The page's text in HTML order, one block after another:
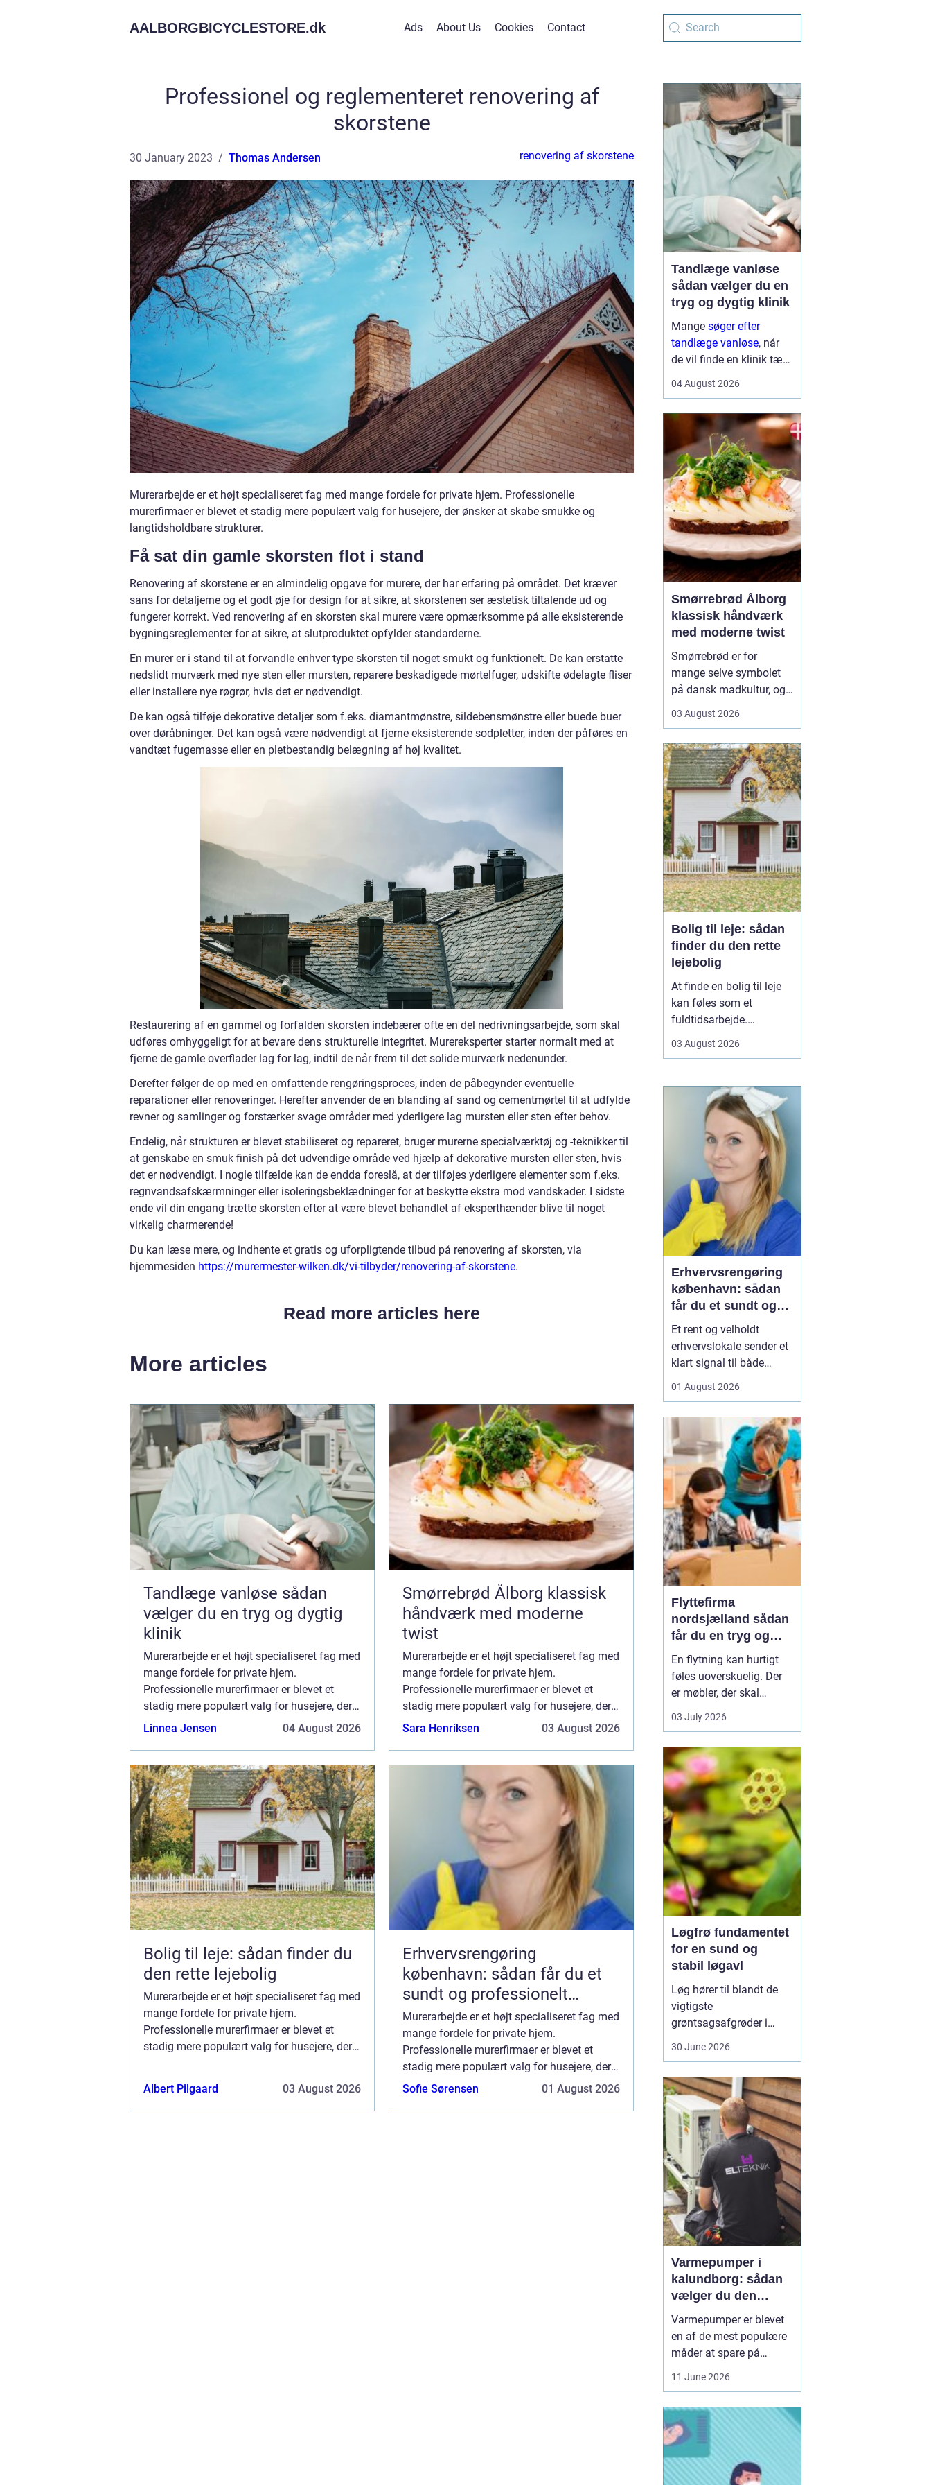
AALBORGBICYCLESTORE.dk Ads About Us Cookies Contact
Professionel og reglementeret renovering af
skorstene
30 January 2023 Thomas Andersen renovering af skorstene
Murerarbejde er et højt specialiseret fag med mange fordele for private hjem. Professionelle
murerfirmaer er blevet et stadig mere populært valg for husejere, der ønsker at skabe smukke og
langtidsholdbare strukturer.
Få sat din gamle skorsten flot i stand
Renovering af skorstene er en almindelig opgave for murere, der har erfaring på området. Det kræver
sans for detaljerne og et godt øje for design for at sikre, at skorstenen ser æstetisk tiltalende ud og
fungerer korrekt. Ved renovering af en skorsten skal murere være opmærksomme på alle eksisterende
bygningsreglementer for at sikre, at slutproduktet opfylder standarderne.
En murer er i stand til at forvandle enhver type skorsten til noget smukt og funktionelt. De kan erstatte
nedslidt murværk med nye sten eller mursten, reparere beskadigede mørtelfuger, udskifte ødelagte fliser
eller installere nye røgrør, hvis det er nødvendigt.
De kan også tilføje dekorative detaljer som f.eks. diamantmønstre, sildebensmønstre eller buede buer
over døråbninger. Det kan også være nødvendigt at fjerne eksisterende sodpletter, inden der påføres en
vandtæt fugemasse eller en pletbestandig belægning af høj kvalitet.
Restaurering af en gammel og forfalden skorsten indebærer ofte en del nedrivningsarbejde, som skal
udføres omhyggeligt for at bevare dens strukturelle integritet. Murereksperter starter normalt med at
fjerne de gamle overflader lag for lag, indtil de når frem til det solide murværk nedenunder.
Derefter følger de op med en omfattende rengøringsproces, inden de påbegynder eventuelle
reparationer eller renoveringer. Herefter anvender de en blanding af sand og cementmørtel til at udfylde
revner og samlinger og forstærker svage områder med yderligere lag mursten eller sten efter behov.
Endelig, når strukturen er blevet stabiliseret og repareret, bruger murerne specialværktøj og -teknikker til
at genskabe en smuk finish på det udvendige område ved hjælp af dekorative mursten eller sten, hvis
det er nødvendigt. I nogle tilfælde kan de endda foreslå, at der tilføjes yderligere elementer som f.eks.
regnvandsafskærmninger eller isoleringsbeklædninger for at beskytte ekstra mod vandskader. I sidste
ende vil din engang trætte skorsten efter at være blevet behandlet af eksperthænder blive til noget
virkelig charmerende!
Du kan læse mere, og indhente et gratis og uforpligtende tilbud på renovering af skorsten, via
hjemmesiden https://murermester-wilken.dk/vi-tilbyder/renovering-af-skorstene.
Read more articles here
More articles
Tandlæge vanløse sådan
vælger du en tryg og dygtig
klinik
Murerarbejde er et højt specialiseret fag med
mange fordele for private hjem.
Professionelle murerfirmaer er blevet et
stadig mere populært valg for husejere, der
ønsker at skabe smukke og
Linnea Jensen 04 August 2026
Smørrebrød Ålborg klassisk
håndværk med moderne
twist
Murerarbejde er et højt specialiseret fag med
mange fordele for private hjem.
Professionelle murerfirmaer er blevet et
stadig mere populært valg for husejere, der
ønsker at skabe smukke og
Sara Henriksen 03 August 2026
Bolig til leje: sådan finder du
den rette lejebolig
Murerarbejde er et højt specialiseret fag med
mange fordele for private hjem.
Professionelle murerfirmaer er blevet et
stadig mere populært valg for husejere, der
gamle skorsten flot i...
Albert Pilgaard 03 August 2026
Erhvervsrengøring
københavn: sådan får du et
sundt og professionelt
arbejdsmiljø
Murerarbejde er et højt specialiseret fag med
mange fordele for private hjem.
Professionelle murerfirmaer er blevet et
stadig mere populært valg for husejere, der
ønsker at skabe smukke og
Sofie Sørensen 01 August 2026
Tandlæge vanløse
sådan vælger du en
tryg og dygtig klinik
Mange søger efter
tandlæge vanløse, når
de vil finde en klinik tæt
fagligt stærk og god til
flere handler valget ikke
kun om pris og
beliggenhed, men i h...
04 August 2026
Smørrebrød Ålborg
klassisk håndværk
med moderne twist
Smørrebrød er for
mange selve symbolet
på dansk madkultur, og i
i bedste velgående. Her
klassiske stykker med
sild, æg og rejer og nyere
udgaver med grøntsager,
specialiteter fra lokale
slagtere og kre...
03 August 2026
Bolig til leje: sådan
finder du den rette
lejebolig
At finde en bolig til leje
kan føles som et
fuldtidsarbejde.
priserne varierer, og det
gennemskue, hvad du
egentlig får for pengene.
Samtidig fylder
spørgsmål om
beliggenhed, ...
03 August 2026
Erhvervsrengøring
københavn: sådan
får du et sundt og
professionelt
arbejdsmiljø
Et rent og velholdt
erhvervslokale sender et
klart signal til både
Mange virksomheder i
først værdien af
professionel rengøring,
når støvniveauet stiger,
medarbejdere klager
over indeklimaet, eller
kunder kom...
01 August 2026
Flyttefirma
nordsjælland sådan
får du en tryg og
effektiv flytning
En flytning kan hurtigt
føles uoverskuelig. Der
er møbler, der skal
bæres, kasser der skal
pakkes, og ofte en stram
Mange i Nordsjælland
vælger derfor at bruge et
professionelt flyttefirma,
som kan tage sig af det
tunge arbej...
03 July 2026
Løgfrø fundamentet
for en sund og
stabil løgavl
Løg hører til blandt de
vigtigste
grøntsagsafgrøder i
ensartet løg ligger et
veludvikletLøgfrø, som
er tilpasset klima,
jordtype og
dyrkningssy...
30 June 2026
Varmepumper i
kalundborg: sådan
vælger du den
rigtige løsning
Varmepumper er blevet
en af de mest populære
måder at spare på
Kalundborg står over for
samme spørgsmål: Skal
vi skifte den gamle
varmekilde ud, og er en
11 June 2026